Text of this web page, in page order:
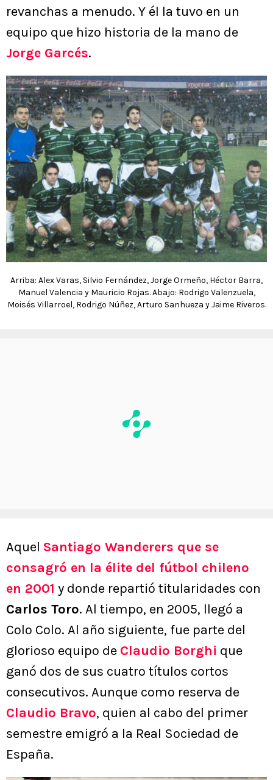
revanchas a menudo. Y él la tuvo en un
equipo que hizo historia de la mano de
Jorge Garcés.
Arriba: Alex Varas, Silvio Fernández, Jorge Ormeño, Héctor Barra,
Manuel Valencia y Mauricio Rojas. Abajo: Rodrigo Valenzuela,
Moisés Villarroel, Rodrigo Núñez, Arturo Sanhueza y Jaime Riveros.
Aquel Santiago Wanderers que se
consagró en la élite del fútbol chileno
en 2001 y donde repartió titularidades con
Carlos Toro. Al tiempo, en 2005, llegó a
Colo Colo. Al año siguiente, fue parte del
glorioso equipo de Claudio Borghi que
ganó dos de sus cuatro títulos cortos
consecutivos. Aunque como reserva de
Claudio Bravo, quien al cabo del primer
semestre emigró a la Real Sociedad de
España.